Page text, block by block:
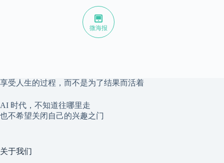
微海报
享受人生的过程，而不是为了结果而活着
AI 时代，不知道往哪里走
也不希望关闭自己的兴趣之门
关于我们